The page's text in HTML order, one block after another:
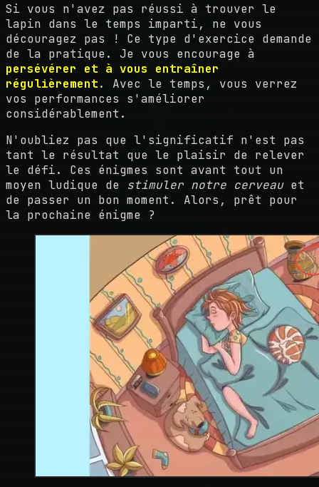
Si vous n'avez pas réussi à trouver le
lapin dans le temps imparti, ne vous
découragez pas ! Ce type d'exercice demande
de la pratique. Je vous encourage à
persévérer et à vous entraîner
régulièrement. Avec le temps, vous verrez
vos performances s'améliorer
considérablement.
N'oubliez pas que l'significatif n'est pas
tant le résultat que le plaisir de relever
le défi. Ces énigmes sont avant tout un
moyen ludique de stimuler notre cerveauet
de passer un bon moment. Alors, prêt pour
la prochaine énigme ?